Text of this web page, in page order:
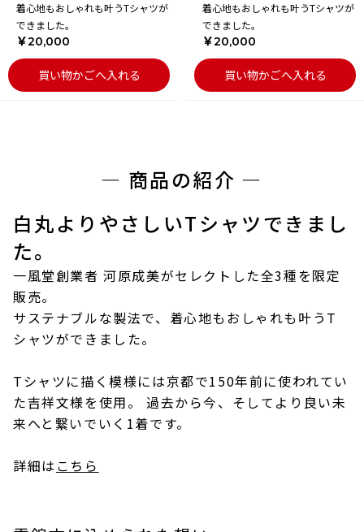
着心地もおしゃれも叶うTシャツが
できました。
￥20,000
買い物かごへ入れる
着心地もおしゃれも叶うTシャツが
できました。
￥20,000
買い物かごへ入れる
― 商品の紹介 ―
白丸よりやさしいTシャツできまし
た。
一風堂創業者 河原成美がセレクトした全3種を限定
販売。
サステナブルな製法で、着心地もおしゃれも叶うT
シャツができました。
Tシャツに描く模様には京都で150年前に使われてい
た吉祥文様を使用。 過去から今、そしてより良い未
来へと繋いでいく1着です。
詳細は こちら